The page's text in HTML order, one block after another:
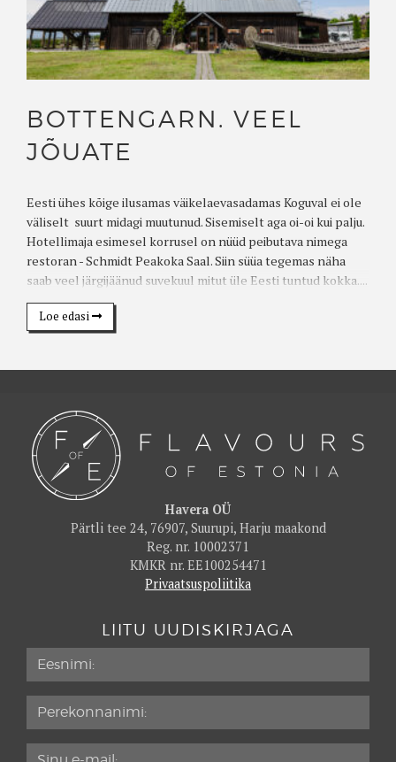
BOTTENGARN. VEEL
JÕUATE
Eesti ühes kõige ilusamas väikelaevasadamas Koguval ei ole
väliselt suurt midagi muutunud. Sisemiselt aga oi-oi kui palju.
Hotellimaja esimesel korrusel on nüüd peibutava nimega
restoran - Schmidt Peakoka Saal. Siin süüa tegemas näha
saab veel järgijäänud suvekuul mitut üle Eesti tuntud kokka....
Loe edasi
Havera OÜ
Pärtli tee 24, 76907, Suurupi, Harju maakond
Reg. nr. 10002371
KMKR nr. EE100254471
Privaatsuspoliitika
LIITU UUDISKIRJAGA